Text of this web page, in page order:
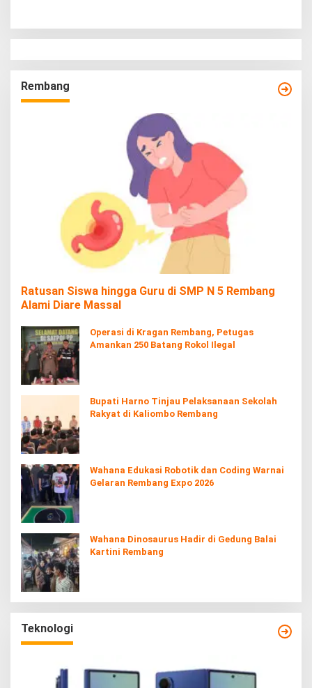
Rembang
Ratusan Siswa hingga Guru di SMP N 5 Rembang
Alami Diare Massal
Operasi di Kragan Rembang, Petugas
Amankan 250 Batang Rokol Ilegal
Bupati Harno Tinjau Pelaksanaan Sekolah
Rakyat di Kaliombo Rembang
Wahana Edukasi Robotik dan Coding Warnai
Gelaran Rembang Expo 2026
Wahana Dinosaurus Hadir di Gedung Balai
Kartini Rembang
Teknologi